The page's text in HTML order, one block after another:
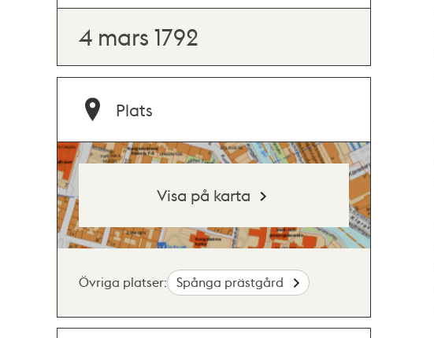
4 mars 1792
Plats
Visa på karta
Övriga platser: Spånga prästgård